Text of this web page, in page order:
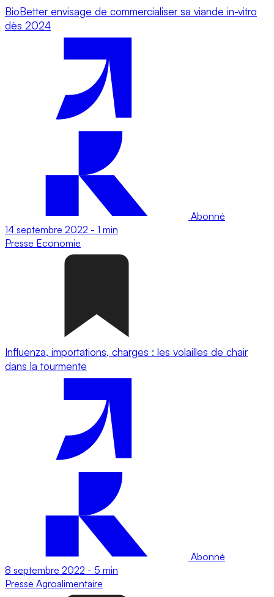
BioBetter envisage de commercialiser sa viande in-vitro
dès 2024
Abonné
14 septembre 2022 - 1 min
Presse Economie
Influenza, importations, charges : les volailles de chair
dans la tourmente
Abonné
8 septembre 2022 - 5 min
Presse Agroalimentaire